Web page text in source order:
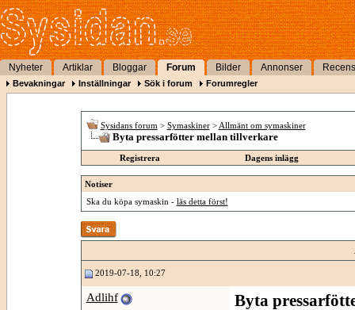
Nyheter Artiklar Bloggar Forum Bilder Annonser
Bevakningar Inställningar Sök i forum Forumregler
Sysidans forum > Symaskiner > Allmänt om symaskiner
Byta pressarfötter mellan tillverkare
Registrera Dagens inlägg
Notiser
Ska du köpa symaskin - läs detta först!
2019-07-18, 10:27
Adlihf
Byta